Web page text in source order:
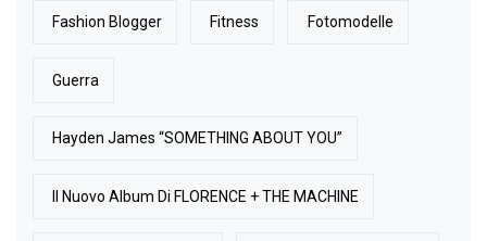
Fashion Blogger Fitness Fotomodelle
Guerra
Hayden James “SOMETHING ABOUT YOU”
Il Nuovo Album Di FLORENCE + THE MACHINE